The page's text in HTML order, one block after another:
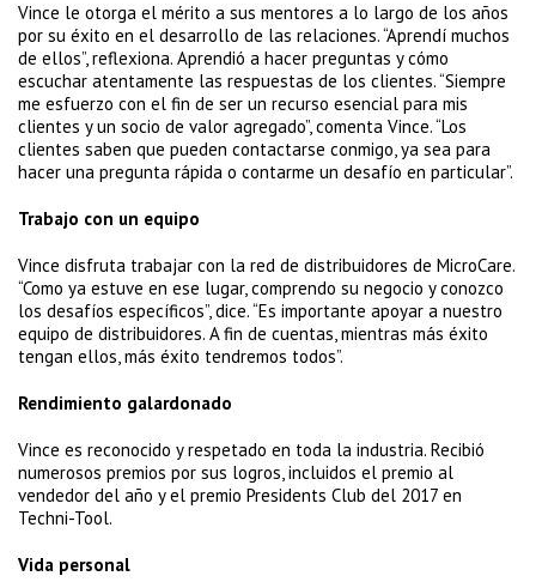
Vince le otorga el mérito a sus mentores a lo largo de los años
por su éxito en el desarrollo de las relaciones. “Aprendí muchos
de ellos”, reflexiona. Aprendió a hacer preguntas y cómo
escuchar atentamente las respuestas de los clientes. “Siempre
me esfuerzo con el fin de ser un recurso esencial para mis
clientes y un socio de valor agregado”, comenta Vince. “Los
clientes saben que pueden contactarse conmigo, ya sea para
hacer una pregunta rápida o contarme un desafío en particular”.
Trabajo con un equipo
Vince disfruta trabajar con la red de distribuidores de MicroCare.
“Como ya estuve en ese lugar, comprendo su negocio y conozco
los desafíos específicos”, dice. “Es importante apoyar a nuestro
equipo de distribuidores. A fin de cuentas, mientras más éxito
tengan ellos, más éxito tendremos todos”.
Rendimiento galardonado
Vince es reconocido y respetado en toda la industria. Recibió
numerosos premios por sus logros, incluidos el premio al
vendedor del año y el premio Presidents Club del 2017 en
Techni-Tool.
Vida personal